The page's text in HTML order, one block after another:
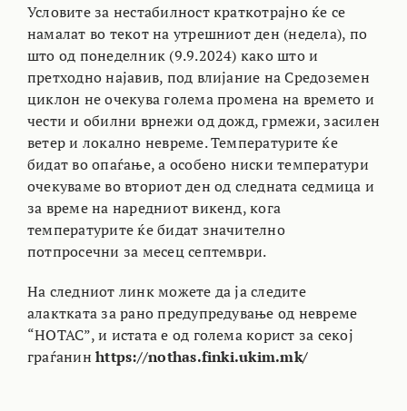
Условите за нестабилност краткотрајно ќе се
намалат во текот на утрешниот ден (недела), по
што од понеделник (9.9.2024) како што и
претходно најавив, под влијание на Средоземен
циклон не очекува голема промена на времето и
чести и обилни врнежи од дожд, грмежи, засилен
ветер и локално невреме. Температурите ќе
бидат во опаѓање, а особено ниски температури
очекуваме во вториот ден од следната седмица и
за време на наредниот викенд, кога
температурите ќе бидат значително
потпросечни за месец септември.
На следниот линк можете да ја следите
алактката за рано предупредување од невреме
“НОТАС”, и истата е од голема корист за секој
граѓанинhttps://nothas.finki.ukim.mk/